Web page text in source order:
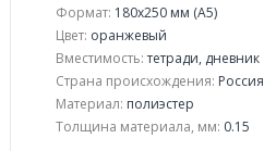
Формат: 180x250 мм (A5)
Цвет: оранжевый
Вместимость:тетради, дневник
Страна происхождения: Россия
Материал: полиэстер
Толщина материала, мм: 0.15